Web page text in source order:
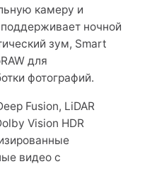
камеру и
ночной
зум, Smart
для
фотографий.
Fusion, LiDAR
Vision HDR
видео с